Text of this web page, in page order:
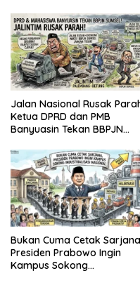
Jalan Nasional Rusak Parah :
Ketua DPRD dan PMB
Banyuasin Tekan BBPJN
Bukan Cuma Cetak
Presiden Prabowo Ingin
Kampus Sokong